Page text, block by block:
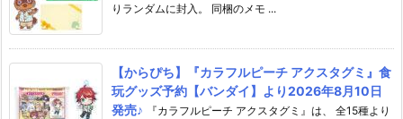
りランダムに封入。 同梱のメモ ...
【からぴち】『カラフルピーチ アクスタグミ』食
玩グッズ予約【バンダイ】より2026年8月10日
発売♪
『カラフルピーチ アクスタグミ』は、 全15種より